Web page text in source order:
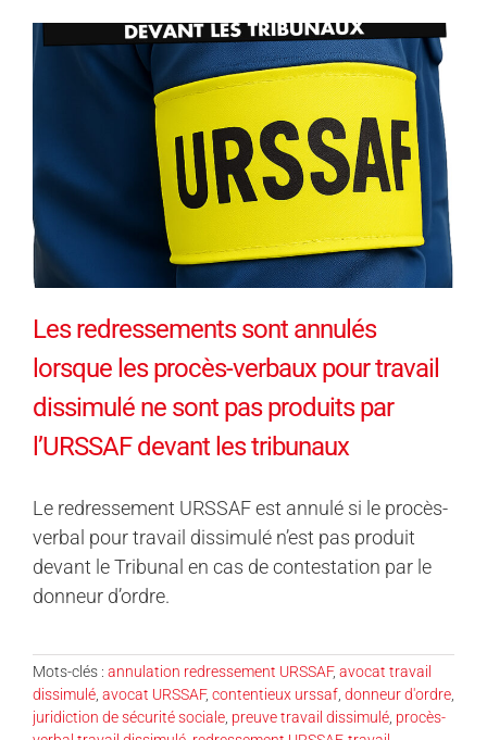
Les redressements sont annulés
lorsque les procès-verbaux pour travail
dissimulé ne sont pas produits par
l’URSSAF devant les tribunaux
Le redressement URSSAF est annulé si le procès-
verbal pour travail dissimulé n’est pas produit
devant le Tribunal en cas de contestation par le
donneur d’ordre.
Mots-clés : annulation redressement URSSAF, avocat travail
dissimulé avocat URSSAF, contentieux urssaf donneur d'ordre
juridiction de sécurité sociale preuve travail dissimulé procès-